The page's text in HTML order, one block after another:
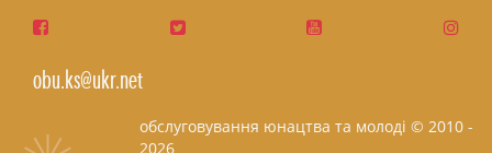
obu.ks@ukr.net
обслуговування юнацтва та молоді © 2010 -
2026